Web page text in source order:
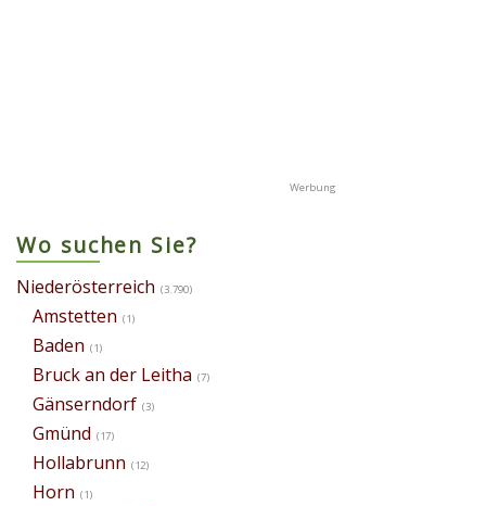
Wo suchen Sie?
Niederösterreich (3.790)
Amstetten (1)
Baden (1)
Bruck an der Leitha (7)
Gänserndorf (3)
Gmünd (17)
Hollabrunn (12)
Horn (1)